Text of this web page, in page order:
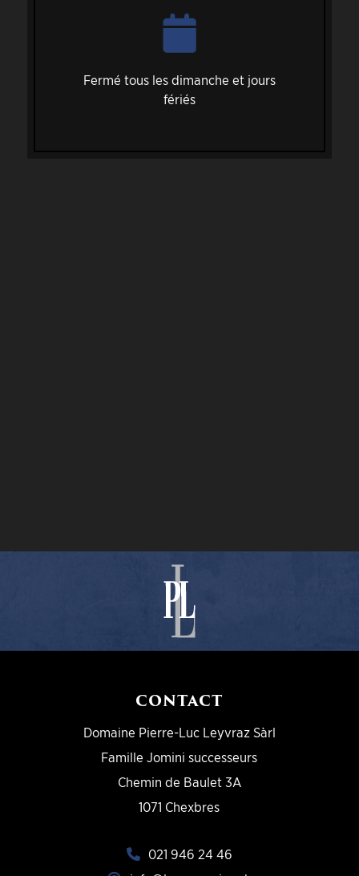
Fermé tous les dimanche et jours
fériés
CONTACT
Domaine Pierre-Luc Leyvraz Sàrl
Famille Jomini successeurs
Chemin de Baulet 3A
1071 Chexbres
021 946 24 46